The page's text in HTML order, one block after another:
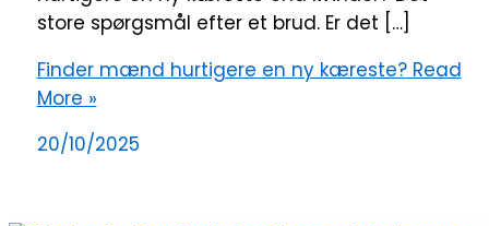
store spørgsmål efter et brud. Er det […]
Finder mænd hurtigere en ny kæreste?Read
More »
20/10/2025